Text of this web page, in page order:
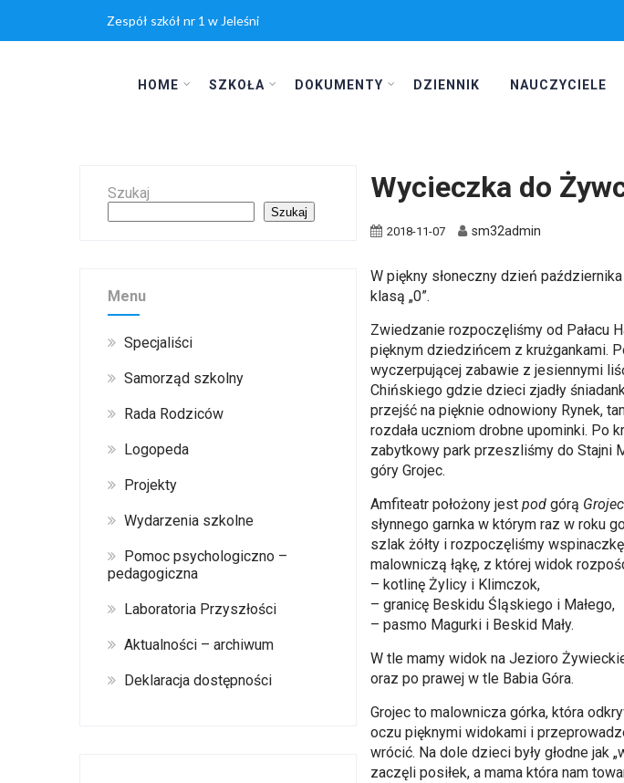
Zespół szkół nr 1 w Jeleśni
HOME SZKOŁA DOKUMENTY DZIENNIK NAUCZYCIELE
Szukaj
Szukaj
Menu
Specjaliści
Samorząd szkolny
Rada Rodziców
Logopeda
Projekty
Wydarzenia szkolne
Pomoc psychologiczno –
pedagogiczna
Laboratoria Przyszłości
Aktualności – archiwum
Deklaracja dostępności
Wycieczka do
2018-11-07 sm32admin
W piękny słoneczny dzień
klasą „0”.
Zwiedzanie rozpoczęliśmy od Pałacu
pięknym dziedzińcem z krużgankami.
wyczerpującej zabawie z jesiennymi
Chińskiego gdzie dzieci zjadły
przejść na pięknie odnowiony Rynek,
rozdała uczniom drobne upominki. Po
zabytkowy park przeszliśmy do Stajni
góry Grojec.
Amfiteatr położony jestpod górą Grojec
słynnego garnka w którym raz w roku
szlak żółty i rozpoczęliśmy
malowniczą łąkę, z której widok
– kotlinę Żylicy i Klimczok,
– granicę Beskidu Śląskiego i Małego,
– pasmo Magurki i Beskid Mały.
W tle mamy widok na Jezioro
oraz po prawej w tle Babia Góra.
Grojec to malownicza górka, która
oczu pięknymi widokami i
wrócić. Na dole dzieci były głodne jak
zaczęli posiłek, a mama która nam